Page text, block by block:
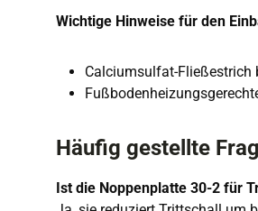
Wichtige Hinweise für den
Calciumsulfat-Fließestrich
Häufig gestellte
Ist die Noppenplatte 30-2 für